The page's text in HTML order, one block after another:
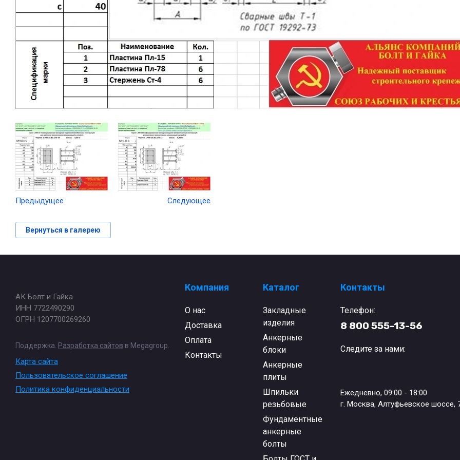
Предыдущее Следующее
Вернуться в галерею
АК Болт и Гайка
ИНН 7722490290
ОГРН 1207700269260
Поддержка. Разработка сайтов в Megagroup.
Карта сайта
Пользовательское соглашение
Политика конфиденциальности
Компания
О нас
Доставка
Оплата
Контакты
Каталог
Закладные
изделия
Анкерные
блоки
Анкерные
плиты
Шпильки
резьбовые
Фундаментные
анкерные
болты
Контакты
Телефон:
8 800 555-13-56
Следите за нами:
Ежедневно, 09:00 - 18:00
г. Москва, Алтуфьевское шоссе,